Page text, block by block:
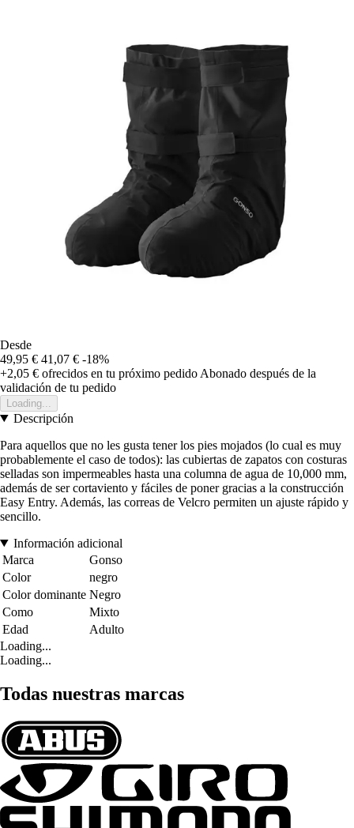
Desde
49,95 € 41,07 € -18%
+2,05 € ofrecidos en tu próximo pedido Abonado después de la
validación de tu pedido
Loading...
Descripción
Para aquellos que no les gusta tener los pies mojados (lo cual es muy
probablemente el caso de todos): las cubiertas de zapatos con costuras
selladas son impermeables hasta una columna de agua de 10,000 mm,
además de ser cortaviento y fáciles de poner gracias a la construcción
Easy Entry. Además, las correas de Velcro permiten un ajuste rápido y
sencillo.
Información adicional
Marca
Gonso
Color
negro
Color dominante Negro
Como
Mixto
Edad
Adulto
Loading...
Loading...
Todas nuestras marcas